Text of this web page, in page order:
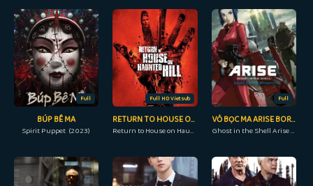
Full
BÚP BÊ MA
Spirit Puppet (2023)
Full HD Vietsub
RETURN TO HOUSE ON HAUNTED HILL
Return to House on Haunted Hill (2007)
Full
VỎ BỌC MA ARISE BORDER: 2 MA THÌ THẦM
Ghost in the Shell Arise - Border 2: Ghost Whispers (2013)